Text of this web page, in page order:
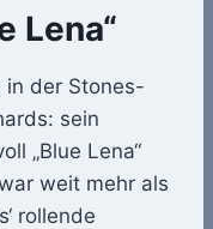
Lena“
in der Stones-
sein
„Blue Lena“
weit mehr als
rollende